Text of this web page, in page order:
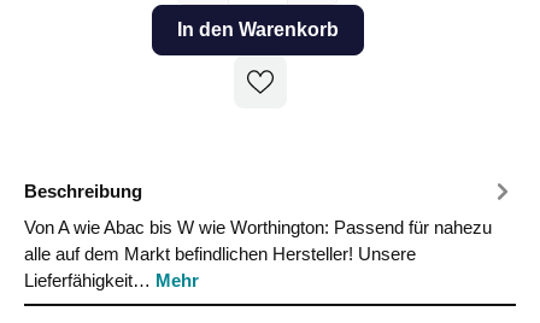
In den Warenkorb
Beschreibung
Von A wie Abac bis W wie Worthington: Passend für nahezu
alle auf dem Markt befindlichen Hersteller! Unsere
Lieferfähigkeit… Mehr